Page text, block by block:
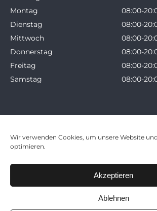
Wir verwenden Cookies, um unsere Website
optimieren.
Akzeptieren
Ablehnen
Montag
08:00-
Dienstag
08:00-
Mittwoch
08:00-
Donnerstag
08:00-
Freitag
08:00-
Samstag
08:00-
Allgemeine Geschäftsbedingungen
Widerrufsbedingungen